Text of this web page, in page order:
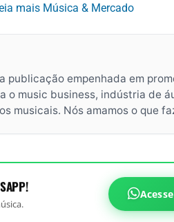
mais Música & Mercado
publicação empenhada em
o music business, indústria de
musicais. Nós amamos o que